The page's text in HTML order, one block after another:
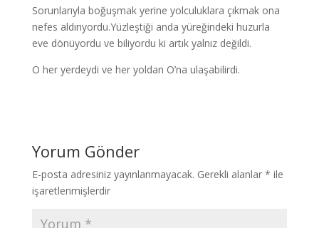
Sorunlarıyla boğuşmak yerine yolculuklara çıkmak ona
nefes aldırıyordu.Yüzleştiği anda yüreğindeki huzurla
eve dönüyordu ve biliyordu ki artık yalnız değildi.
O her yerdeydi ve her yoldan O’na ulaşabilirdi.
Yorum Gönder
E-posta adresiniz yayınlanmayacak. Gerekli alanlar * ile
işaretlenmişlerdir